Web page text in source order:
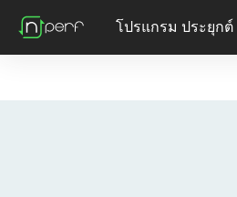
โปรแกรม ประยุกต์